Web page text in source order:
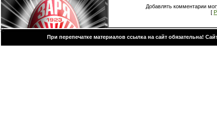
Добавлять комментарии
[
При перепечатке материалов ссылка на сайт обязательна!